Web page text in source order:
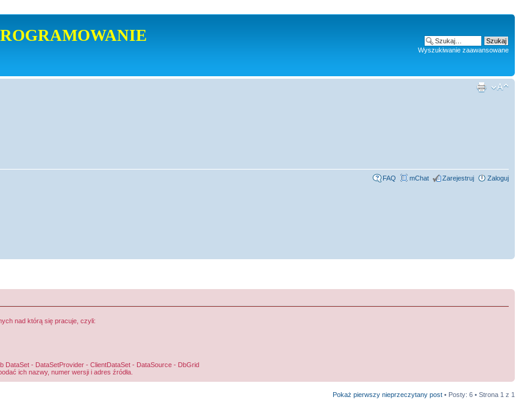
Wyszukiwanie zaawansowane
FAQ mChat Zarejestruj Zaloguj
nad którą się pracuje, czyli:
- DataSetProvider - ClientDataSet - DataSource - DbGrid
ich nazwy, numer wersji i adres źródła.
Pokaż pierwszy nieprzeczytany post • Posty: 6 • Strona 1 z 1